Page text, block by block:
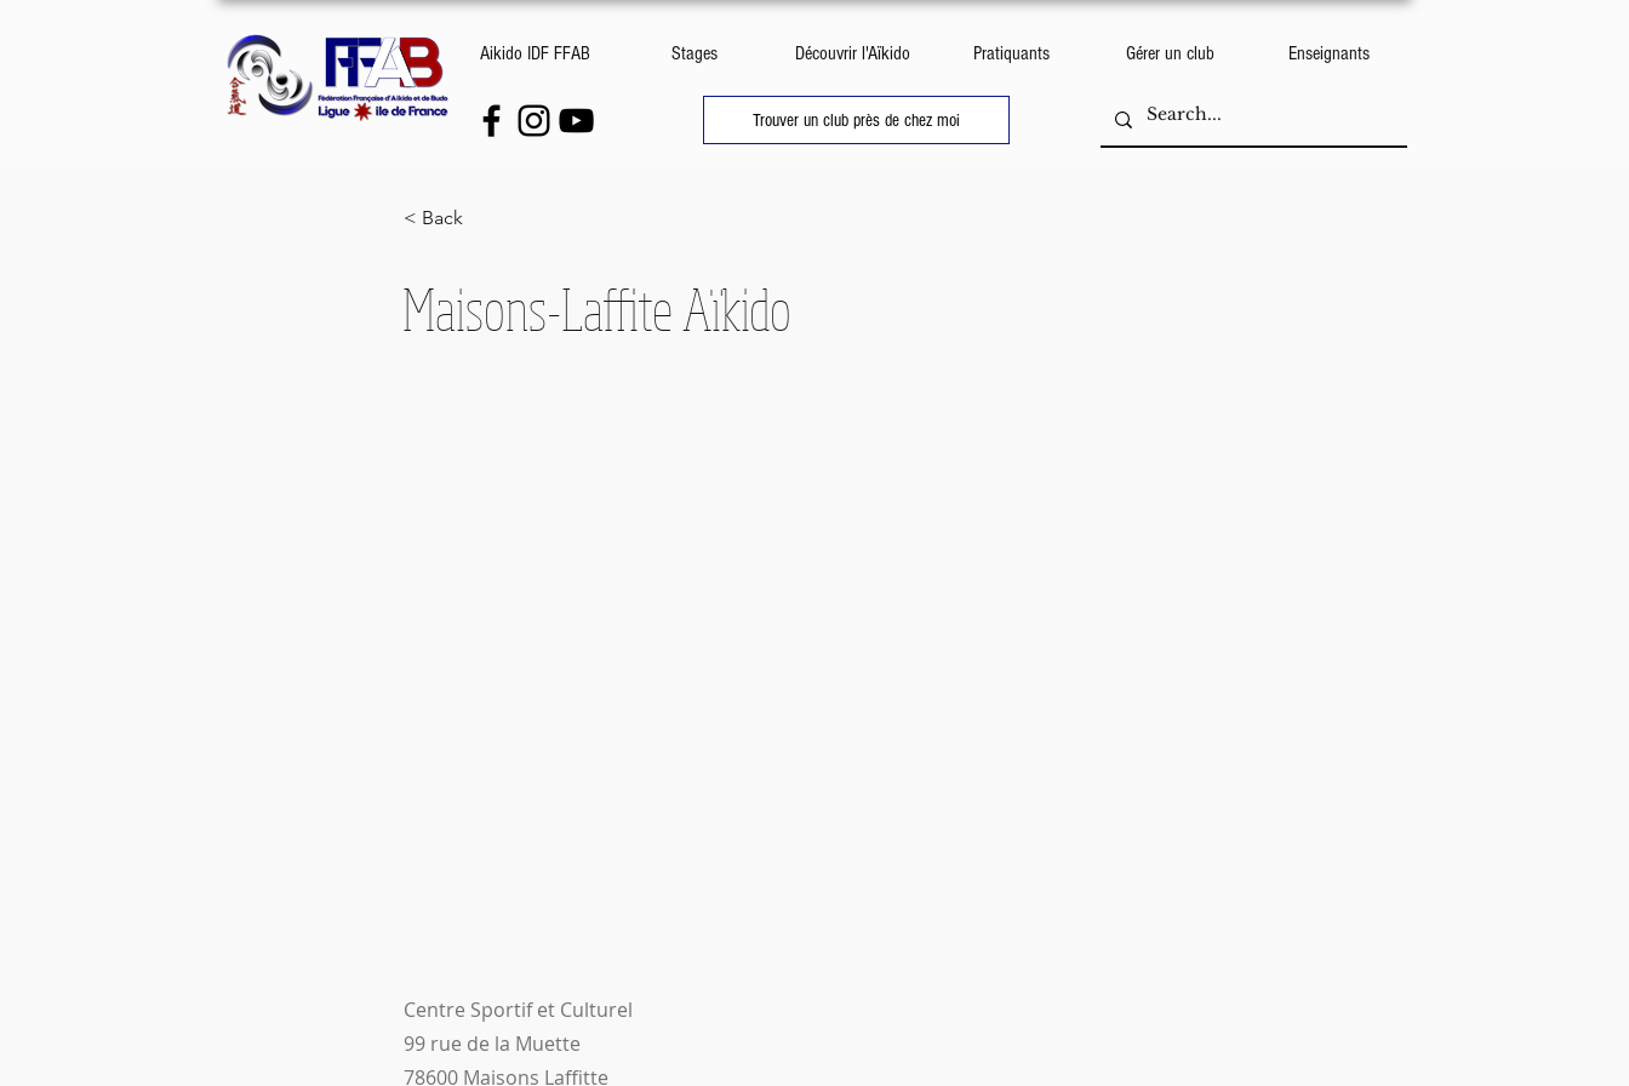
Aikido IDF FFAB Stages Découvrir l'Aïkido Pratiquants Gérer un club Enseignants
Trouver un club près de chez moi
< Back
Maisons-Laffite Aïkido
Centre Sportif et Culturel
99 rue de la Muette
78600 Maisons Laffitte